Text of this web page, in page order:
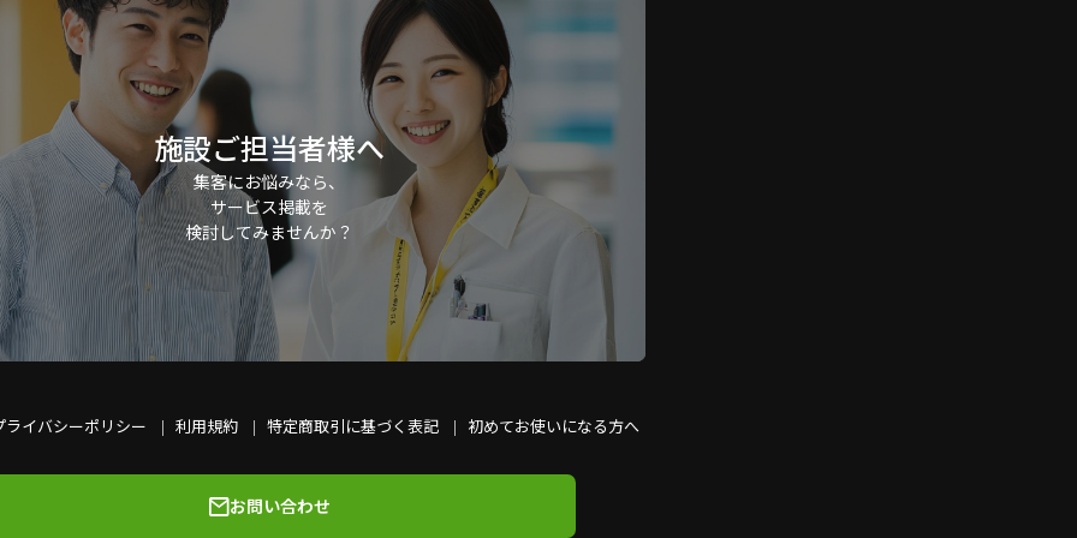
施設ご担当者様へ
集客にお悩みなら、
サービス掲載を
検討してみませんか？
ライバシーポリシー 利用規約 特定商取引に基づく表記 初めてお使いになる方へ
お問い合わせ